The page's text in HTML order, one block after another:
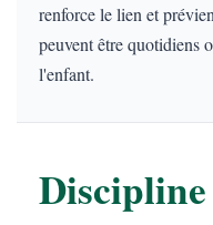
renforce le lien et
peuvent être quotidiens
l'enfant.